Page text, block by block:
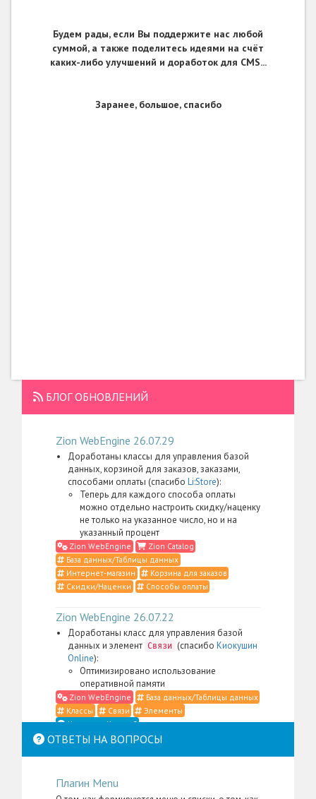
Будем рады, если Вы поддержите нас любой
суммой, а также поделитесь идеями на счёт
каких-либо улучшений и доработок для CMS...
Заранее, большое, спасибо
БЛОГ ОБНОВЛЕНИЙ
Zion WebEngine 26.07.29
Доработаны классы для управления базой
данных, корзиной для заказов, заказами,
способами оплаты (спасибо Li:Store):
Теперь для каждого способа оплаты
можно отдельно настроить скидку/наценку
не только на указанное число, но и на
указанный процент
Zion WebEngine
Zion Catalog
База данных/Таблицы данных
Интернет-магазин
Корзина для заказов
Скидки/Наценки
Способы оплаты
Zion WebEngine 26.07.22
Доработаны класс для управления базой
данных и элемент Связи (спасибо Киокушин
Online):
Оптимизировано использование
оперативной памяти
Zion WebEngine
База данных/Таблицы данных
Классы
Связи
Элементы
Что такое Классы?
Zion WebEngine 26.07.21
контентом, элемент
меню администратора для пакета Zion
ОТВЕТЫ НА ВОПРОСЫ
Плагин Menu